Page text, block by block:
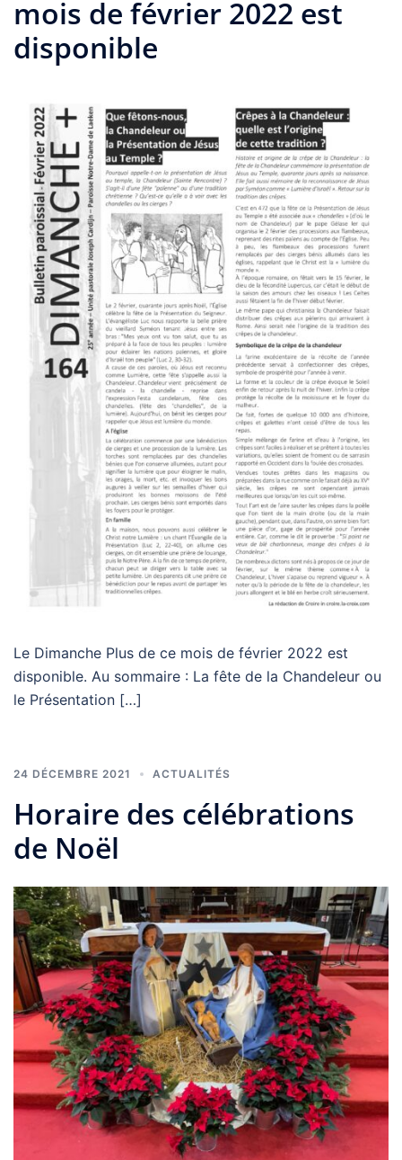
mois de février 2022 est
disponible
Le Dimanche Plus de ce mois de février 2022 est
disponible. Au sommaire : La fête de la Chandeleur ou
le Présentation […]
24 DÉCEMBRE 2021 ACTUALITÉS
Horaire des célébrations
de Noël